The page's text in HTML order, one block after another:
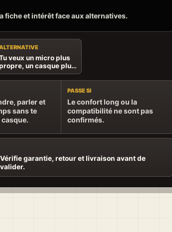
fiche et intérêt face aux alternatives.
veux un micro plus
un casque plus
ou une
précise.
parler et
sans te
casque.
PASSE SI
Le confort long ou la
compatibilité ne sont pas
confirmés.
Vérifie garantie, retour et livraison avant de
valider.